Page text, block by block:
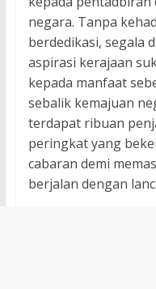
negara. Tanpa
berdedikasi, segala
aspirasi kerajaan
kepada manfaat
sebalik kemajuan
terdapat ribuan
peringkat yang
cabaran demi
berjalan dengan